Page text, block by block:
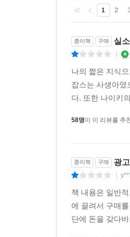
1 2
종이책 구매 실
나의 짧은 지식
잡스는 사생아였
다. 또한 나이키
58명이 이 리뷰를 추
종이책 구매 광
책 내용은 일반
에 끌려서 구매
단에 돈을 갖다